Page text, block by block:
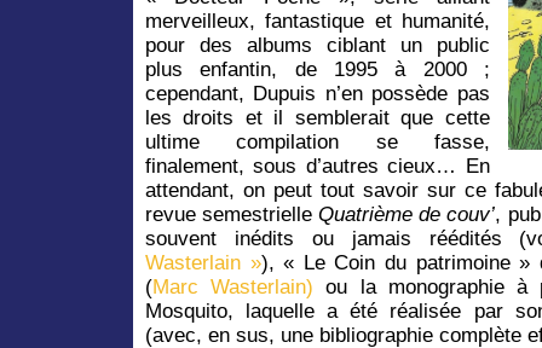
merveilleux, fantastique et humanité,
pour des albums ciblant un public
plus enfantin, de 1995 à 2000 ;
cependant, Dupuis n’en possède pas
les droits et il semblerait que cette
ultime compilation se fasse,
finalement, sous d’autres cieux… En
attendant, on peut tout savoir sur ce
revue semestrielleQuatrième de couv’,
souvent inédits ou jamais réédités
Wasterlain »), « Le Coin du patrimoine »
(Marc Wasterlain) ou la monographie à
Mosquito, laquelle a été réalisée par
(avec, en sus, une bibliographie complète